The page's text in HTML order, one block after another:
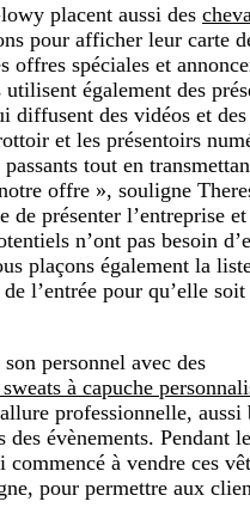
placent aussi des
pour afficher leur carte
offres spéciales et
également des
diffusent des vidéos et
et les présentoirs
passants tout en
offre », souligne
de présenter l’entreprise
n’ont pas besoin
plaçons également la
l’entrée pour qu’elle
personnel avec des
à capuche
professionnelle, aussi
des évènements. Pendant
commencé à vendre ces
pour permettre aux